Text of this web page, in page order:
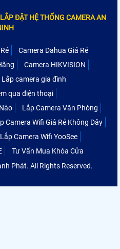
ĐẶT HỆ THỐNG CAMERA AN
Camera Dahua Giá Rẻ
Camera HIKVISION
Lắp camera gia đình
qua điện thoại
Lắp Camera Văn Phòng
Camera Wifi Giá Rẻ Không Dây
Lắp Camera Wifi YooSee
Tư Vấn Mua Khóa Cửa
Phát. All Rights Reserved.